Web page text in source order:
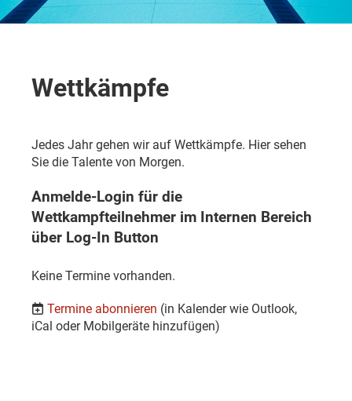
Wettkämpfe
Jedes Jahr gehen wir auf Wettkämpfe. Hier sehen
Sie die Talente von Morgen.
Anmelde-Login für die
Wettkampfteilnehmer im Internen Bereich
über Log-In Button
Keine Termine vorhanden.
Termine abonnieren (in Kalender wie Outlook,
iCal oder Mobilgeräte hinzufügen)